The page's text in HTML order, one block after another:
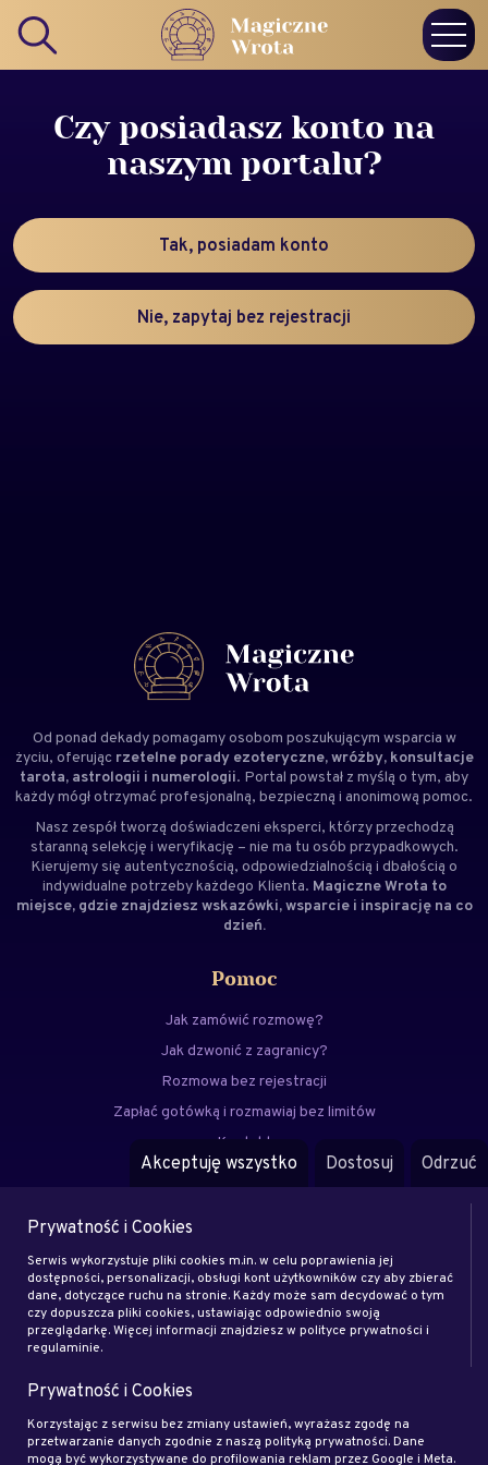
Czy posiadasz konto na
naszym portalu?
Tak, posiadam konto
Nie, zapytaj bez rejestracji
Od ponad dekady pomagamy osobom poszukującym wsparcia w
życiu, oferując rzetelne porady ezoteryczne, wróżby, konsultacje
tarota, astrologii i numerologii. Portal powstał z myślą o tym, aby
każdy mógł otrzymać profesjonalną, bezpieczną i anonimową pomoc.
Nasz zespół tworzą doświadczeni eksperci, którzy przechodzą
staranną selekcję i weryfikację – nie ma tu osób przypadkowych.
Kierujemy się autentycznością, odpowiedzialnością i dbałością o
indywidualne potrzeby każdego Klienta. Magiczne Wrota to
miejsce, gdzie znajdziesz wskazówki, wsparcie i inspirację na co
dzień.
Pomoc
Jak zamówić rozmowę?
Jak dzwonić z zagranicy?
Rozmowa bez rejestracji
Zapłać gotówką i rozmawiaj bez limitów
Kontakt
FAQ
Eksperci
Zostań klientem
Zostań ekspertem
Regulamin
Blog
Akceptuję wszystko Dostosuj Odrzuć
Prywatność i Cookies
Serwis wykorzystuje pliki cookies m.in. w celu poprawienia jej
dostępności, personalizacji, obsługi kont użytkowników czy aby zbierać
dane, dotyczące ruchu na stronie. Każdy może sam decydować o tym
czy dopuszcza pliki cookies, ustawiając odpowiednio swoją
przeglądarkę. Więcej informacji znajdziesz w polityce prywatności i
regulaminie.
Prywatność i Cookies
Korzystając z serwisu bez zmiany ustawień, wyrażasz zgodę na
przetwarzanie danych zgodnie z naszą polityką prywatności. Dane
mogą być wykorzystywane do profilowania reklam przez Google i Meta.